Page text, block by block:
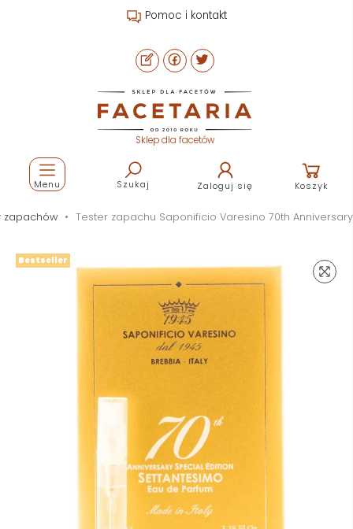
Pomoc i kontakt
Sklep dla facetów
Szukaj Zaloguj się Koszyk
Menu
zapachów Tester zapachu Saponificio Varesino 70th Anniversary
Bestseller